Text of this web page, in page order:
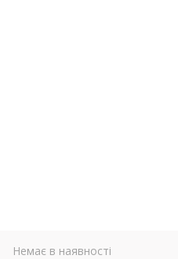
Немає в наявності